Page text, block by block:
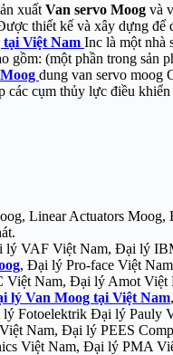
xuất Van servo Moog và
thiết kế và xây dựng để
Việt Nam Inc là một nhà
gồm: (một phần trong sản
dung van servo moog
các cụm thủy lực điều
Linear Actuators
VAF Việt Nam, Đại lý
, Đại lý Pro-face Việt
Nam, Đại lý Amot
lý Van Moog tại Việt Nam
Fotoelektrik Đại lý Pauly
Nam, Đại lý PEES
Việt Nam, Đại lý PMA